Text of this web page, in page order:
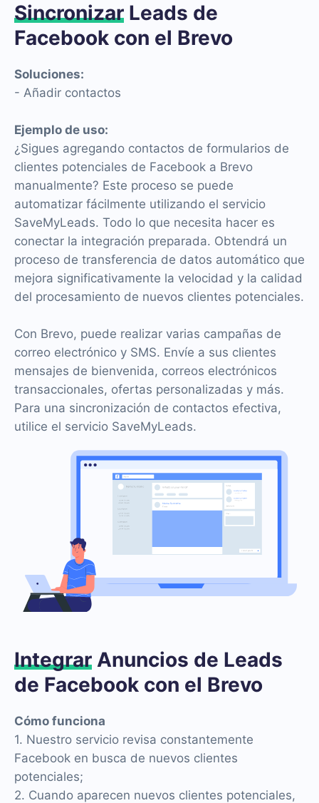
Sincronizar Leads de
Facebook con el Brevo
Soluciones:
- Añadir contactos
Ejemplo de uso:
¿Sigues agregando contactos de formularios de
clientes potenciales de Facebook a Brevo
manualmente? Este proceso se puede
automatizar fácilmente utilizando el servicio
SaveMyLeads. Todo lo que necesita hacer es
conectar la integración preparada. Obtendrá un
proceso de transferencia de datos automático que
mejora significativamente la velocidad y la calidad
del procesamiento de nuevos clientes potenciales.
Con Brevo, puede realizar varias campañas de
correo electrónico y SMS. Envíe a sus clientes
mensajes de bienvenida, correos electrónicos
transaccionales, ofertas personalizadas y más.
Para una sincronización de contactos efectiva,
utilice el servicio SaveMyLeads.
Integrar Anuncios de Leads
de Facebook con el Brevo
Cómo funciona
1. Nuestro servicio revisa constantemente
Facebook en busca de nuevos clientes
potenciales;
2. Cuando aparecen nuevos clientes potenciales,